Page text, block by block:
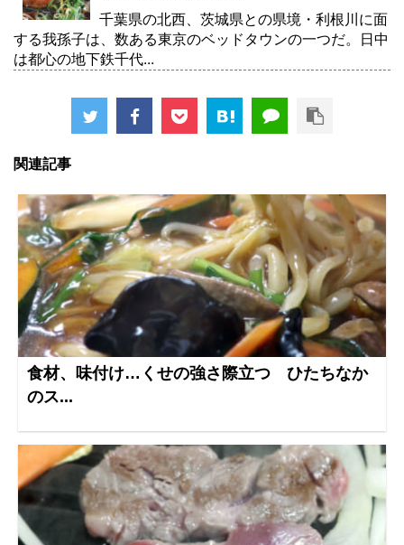
千葉県の北西、茨城県との県境・利根川に面
する我孫子は、数ある東京のベッドタウンの一つだ。日中
は都心の地下鉄千代...
関連記事
食材、味付け…くせの強さ際立つ ひたちなか
のス...